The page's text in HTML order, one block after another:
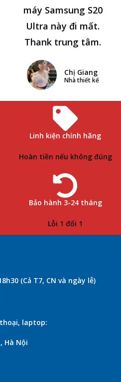
máy Samsung S20
Ultra này đi mất.
Thank trung tâm.
Chị Giang
Nhà thiết kế
Linh kiện chính hãng
Hoàn tiền nếu không đúng
Bảo hành 3-24 tháng
Lỗi 1 đổi 1
(Cả T7, CN và ngày lễ)
laptop:
Hà Nội